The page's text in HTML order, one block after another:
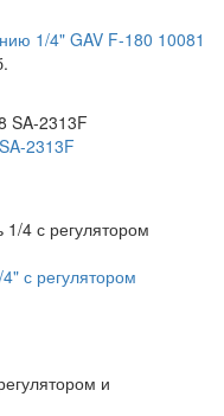
1/4" GAV F-180 10081
2313F
с регулятором